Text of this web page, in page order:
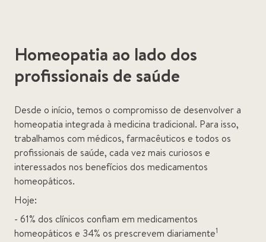
Homeopatia ao lado dos
profissionais de saúde
Desde o início, temos o compromisso de desenvolver a
homeopatia integrada à medicina tradicional. Para isso,
trabalhamos com médicos, farmacêuticos e todos os
profissionais de saúde, cada vez mais curiosos e
interessados nos benefícios dos medicamentos
homeopáticos.
Hoje:
- 61% dos clínicos confiam em medicamentos
homeopáticos e 34% os prescrevem diariamente1